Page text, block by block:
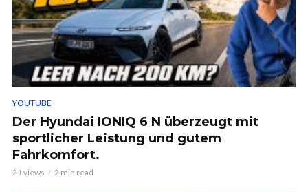
YOUTUBE
Der Hyundai IONIQ 6 N überzeugt mit
sportlicher Leistung und gutem
Fahrkomfort.
21 views 2 min read